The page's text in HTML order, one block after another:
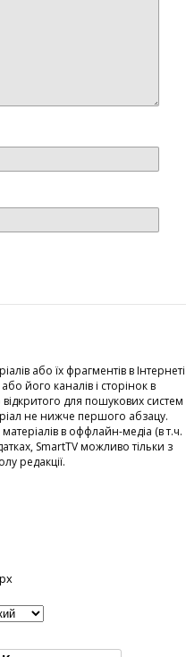
або їх фрагментів в Інтернеті
його каналів і сторінок в
для пошукових систем
не нижче першого абзацу.
в оффлайн-медіа (в т.ч.
SmartTV можливо тільки з
редакції.